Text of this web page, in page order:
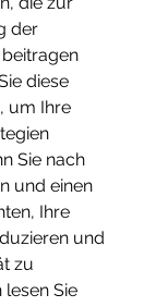
der
diese
um Ihre
Sie nach
und einen
Ihre
und
zu
Sie